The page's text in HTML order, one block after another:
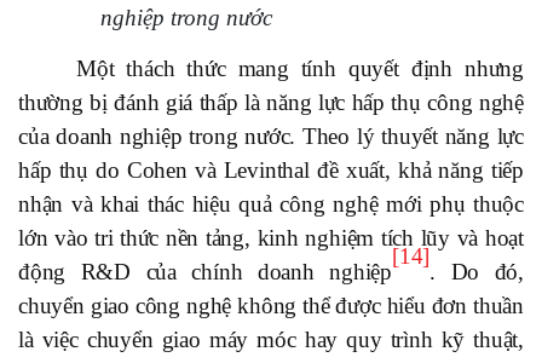
nghiệp trong nước
Một thách thức mang tính quyết định nhưng
thường bị đánh giá thấp là năng lực hấp thụ công nghệ
của doanh nghiệp trong nước. Theo lý thuyết năng lực
hấp thụ do Cohen và Levinthal đề xuất, khả năng tiếp
nhận và khai thác hiệu quả công nghệ mới phụ thuộc
lớn vào tri thức nền tảng, kinh nghiệm tích lũy và hoạt
động R&D của chính doanh nghiệp
[14]
. Do đó,
chuyển giao công nghệ không thể được hiểu đơn thuần
là việc chuyển giao máy móc hay quy trình kỹ thuật,